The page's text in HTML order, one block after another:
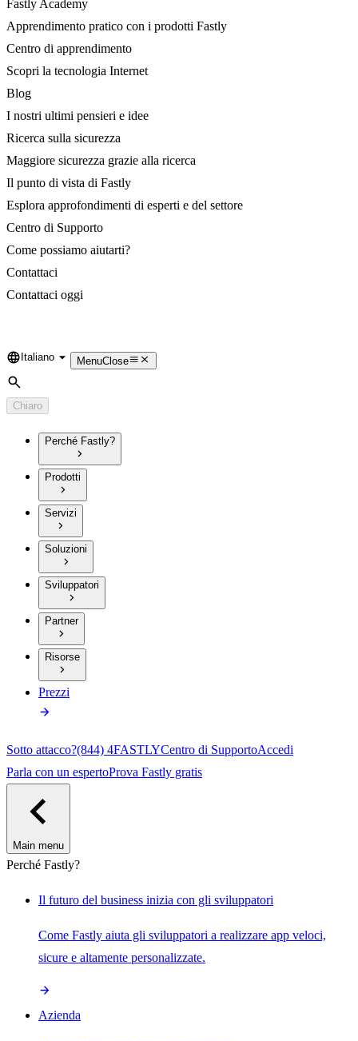
Fastly Academy
Apprendimento pratico con i prodotti Fastly
Centro di apprendimento
Scopri la tecnologia Internet
Blog
I nostri ultimi pensieri e idee
Ricerca sulla sicurezza
Maggiore sicurezza grazie alla ricerca
Il punto di vista di Fastly
Esplora approfondimenti di esperti e del settore
Centro di Supporto
Come possiamo aiutarti?
Contattaci
Contattaci oggi
Language
Italiano MenuClose
Cerca
Chiaro
Perché Fastly?
Prodotti
Servizi
Soluzioni
Sviluppatori
Partner
Risorse
Prezzi
Sotto attacco?(844) 4FASTLYCentro di SupportoAccedi
Parla con un espertoProva Fastly gratis
Main menu
Perché Fastly?
Il futuro del business inizia con gli sviluppatori
Come Fastly aiuta gli sviluppatori a realizzare app veloci,
sicure e altamente personalizzate.
Azienda